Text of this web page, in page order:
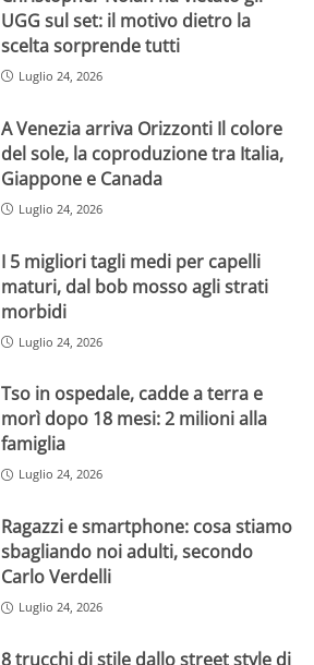
UGG sul set: il motivo dietro la
scelta sorprende tutti
Luglio 24, 2026
A Venezia arriva Orizzonti Il colore
del sole, la coproduzione tra Italia,
Giappone e Canada
Luglio 24, 2026
I 5 migliori tagli medi per capelli
maturi, dal bob mosso agli strati
morbidi
Luglio 24, 2026
Tso in ospedale, cadde a terra e
morì dopo 18 mesi: 2 milioni alla
famiglia
Luglio 24, 2026
Ragazzi e smartphone: cosa stiamo
sbagliando noi adulti, secondo
Carlo Verdelli
Luglio 24, 2026
8 trucchi di stile dallo street style di